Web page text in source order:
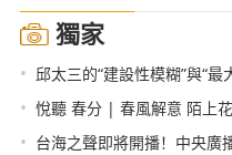
獨家
• 邱太三的“建設性模糊”與“最
• 悅聽 春分 | 春風解意 陌上
• 台海之聲即將開播！中央廣播